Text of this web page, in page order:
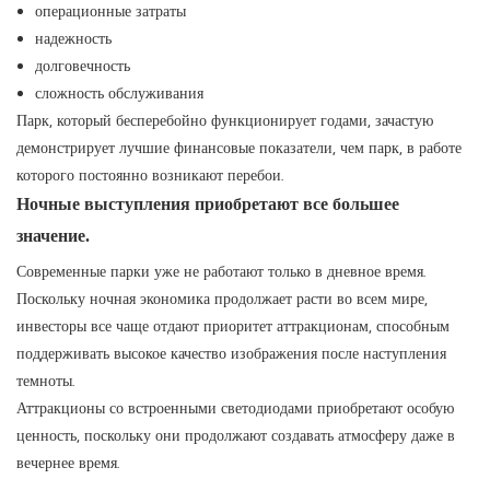
операционные затраты
надежность
долговечность
сложность обслуживания
Парк, который бесперебойно функционирует годами, зачастую
демонстрирует лучшие финансовые показатели, чем парк, в работе
которого постоянно возникают перебои.
Ночные выступления приобретают все большее
значение.
Современные парки уже не работают только в дневное время.
Поскольку ночная экономика продолжает расти во всем мире,
инвесторы все чаще отдают приоритет аттракционам, способным
поддерживать высокое качество изображения после наступления
темноты.
Аттракционы со встроенными светодиодами приобретают особую
ценность, поскольку они продолжают создавать атмосферу даже в
вечернее время.